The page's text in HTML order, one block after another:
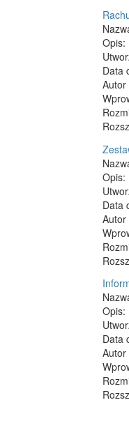
Opis:
Data
Autor
Opis:
Data
Autor
Opis:
Data
Autor